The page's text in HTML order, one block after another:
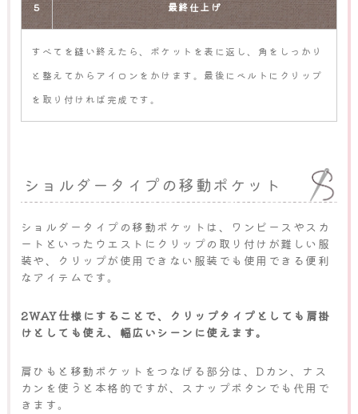
5 最終仕上げ
すべてを縫い終えたら、ポケットを表に返し、角をしっかり
と整えてからアイロンをかけます。最後にベルトにクリップ
を取り付ければ完成です。
ショルダータイプの移動ポケット
ショルダータイプの移動ポケットは、ワンピースやスカ
ートといったウエストにクリップの取り付けが難しい服
装や、クリップが使用できない服装でも使用できる便利
なアイテムです。
2WAY仕様にすることで、クリップタイプとしても肩掛
けとしても使え、幅広いシーンに使えます。
肩ひもと移動ポケットをつなげる部分は、Dカン、ナス
カンを使うと本格的ですが、スナップボタンでも代用で
きます。